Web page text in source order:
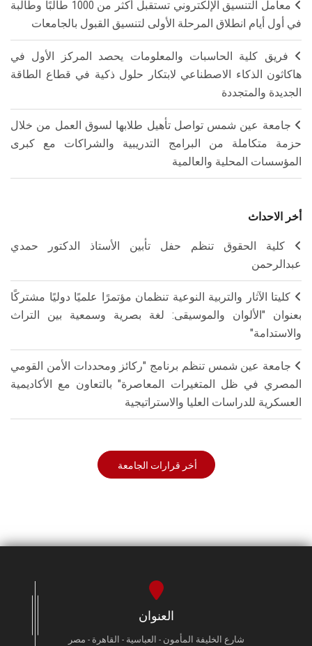
معامل التنسيق الإلكتروني تستقبل أكثر من 1000 طالبًا وطالبة
في أول أيام انطلاق المرحلة الأولى لتنسيق القبول بالجامعات
فريق كلية الحاسبات والمعلومات يحصد المركز الأول في
هاكاثون الذكاء الاصطناعي لابتكار حلول ذكية في قطاع الطاقة
الجديدة والمتجددة
جامعة عين شمس تواصل تأهيل طلابها لسوق العمل من خلال
حزمة متكاملة من البرامج التدريبية والشراكات مع كبرى
المؤسسات المحلية والعالمية
أخر الاحداث
كلية الحقوق تنظم حفل تأبين الأستاذ الدكتور حمدي
عبدالرحمن
كليتا الآثار والتربية النوعية تنظمان مؤتمرًا علميًا دوليًا مشتركًا
بعنوان "الألوان والموسيقى: لغة بصرية وسمعية بين التراث
والاستدامة"
جامعة عين شمس تنظم برنامج "ركائز ومحددات الأمن القومي
المصري في ظل المتغيرات المعاصرة" بالتعاون مع الأكاديمية
العسكرية للدراسات العليا والاستراتيجية
أخر قرارات الجامعة
العنوان
شارع الخليفة المأمون - العباسية - القاهرة - مصر